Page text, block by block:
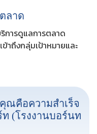
ลาด
การดูแลการตลาด
าถึงกลุ่มเป้าหมายและ
ณคือความสำเร็จ
ท (โรงงานบอร์นท